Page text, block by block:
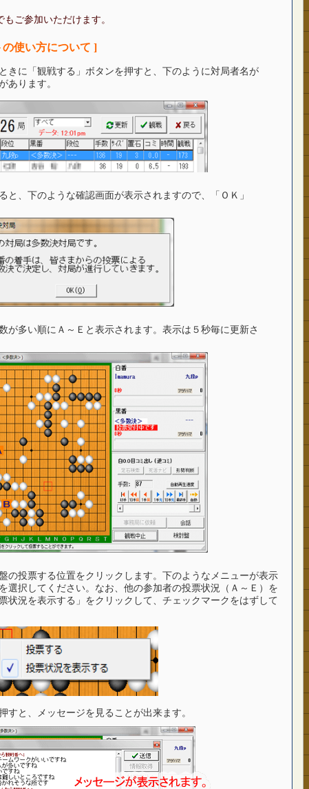
ご参加いただけます。
使い方について ]
きに「観戦する」ボタンを押すと、下のように対局者名が
あります。
と、下のような確認画面が表示されますので、「ＯＫ」
が多い順にＡ～Ｅと表示されます。表示は５秒毎に更新さ
の投票する位置をクリックします。下のようなメニューが表示
選択してください。なお、他の参加者の投票状況（Ａ～Ｅ）を
状況を表示する」をクリックして、チェックマークをはずして
すと、メッセージを見ることが出来ます。